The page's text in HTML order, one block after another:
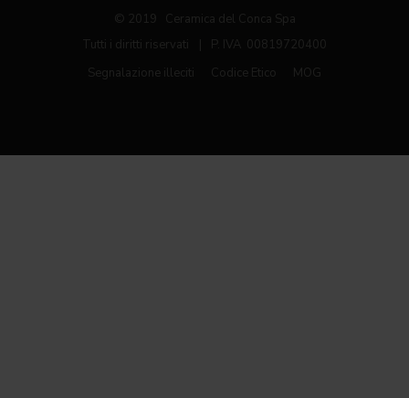
© 2019 Ceramica del Conca Spa
Tutti i diritti riservati
P. IVA 00819720400
Segnalazione illeciti
Codice Etico MOG